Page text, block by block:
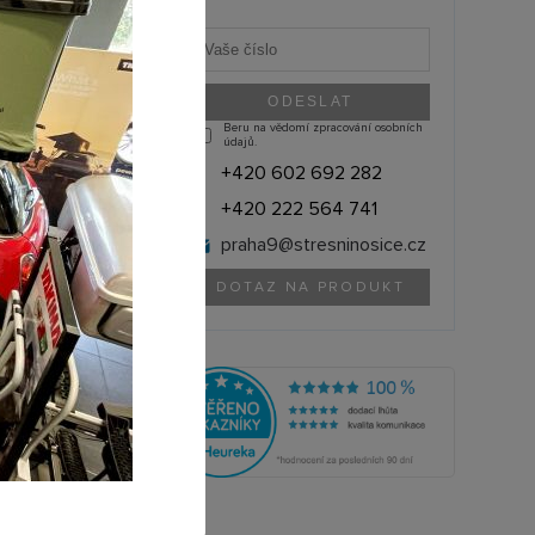
Beru na vědomí zpracování osobních
údajů.
+420 602 692 282
+420 222 564 741
praha9@stresninosice.cz
DOTAZ NA PRODUKT
THULE (Švédsko)
1500034159